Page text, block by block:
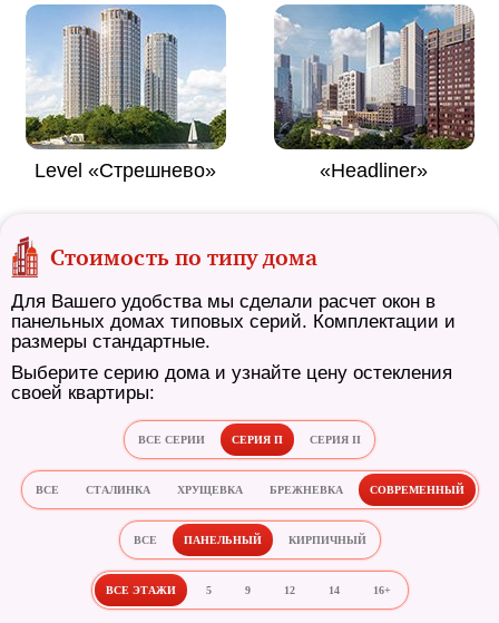
Level «Стрешнево» «Headliner»
Стоимость по типу дома
Для Вашего удобства мы сделали расчет окон в
панельных домах типовых серий. Комплектации и
размеры стандартные.
Выберите серию дома и узнайте цену остекления
своей квартиры:
ВСЕ СЕРИИ СЕРИЯ П СЕРИЯ II
ВСЕ СТАЛИНКА ХРУЩЕВКА БРЕЖНЕВКА СОВРЕМЕННЫЙ
ВСЕ ПАНЕЛЬНЫЙ КИРПИЧНЫЙ
ВСЕ ЭТАЖИ 5 9 12 14 16+